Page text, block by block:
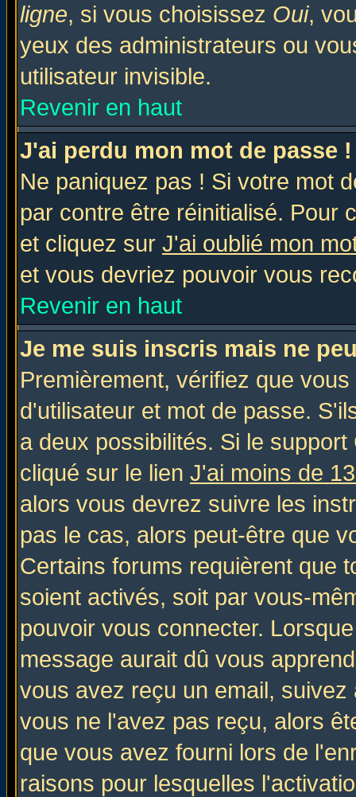
ligne, si vous choisissez Oui,
yeux des administrateurs ou
utilisateur invisible.
Revenir en haut
J'ai perdu mon mot de passe !
Ne paniquez pas ! Si votre mot
par contre être réinitialisé. Pour
et cliquez sur J'ai oublié mon
et vous devriez pouvoir vous
Revenir en haut
Je me suis inscris mais ne
Premièrement, vérifiez que
d'utilisateur et mot de passe.
a deux possibilités. Si le
cliqué sur le lien J'ai moins de
alors vous devrez suivre les
pas le cas, alors peut-être que
Certains forums requièrent que
soient activés, soit par vous-
pouvoir vous connecter.
message aurait dû vous
vous avez reçu un email,
vous ne l'avez pas reçu, alors
que vous avez fourni lors de
raisons pour lesquelles